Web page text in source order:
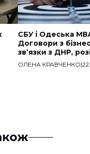
СБУ і Одеська
Договори з
звʼязки з ДНР,
ОЛЕНА КРАВЧЕНКО|